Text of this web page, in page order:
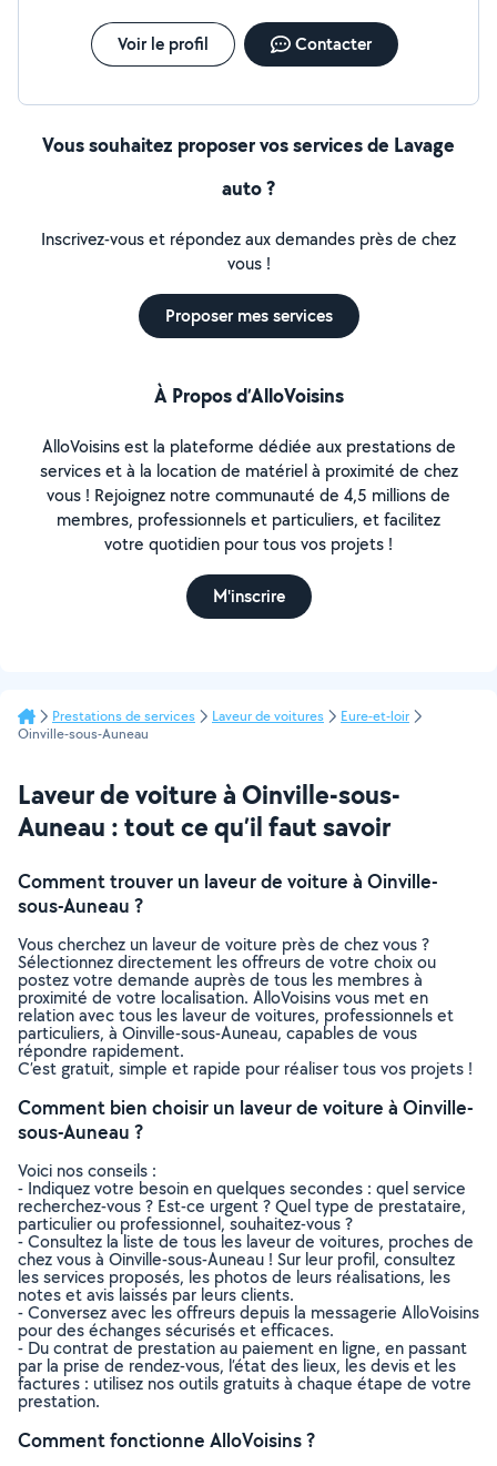
Voir le profil Contacter
Vous souhaitez proposer vos services de Lavage
auto ?
Inscrivez-vous et répondez aux demandes près de chez
vous !
Proposer mes services
À Propos d’AlloVoisins
AlloVoisins est la plateforme dédiée aux prestations de
services et à la location de matériel à proximité de chez
vous ! Rejoignez notre communauté de 4,5 millions de
membres, professionnels et particuliers, et facilitez
votre quotidien pour tous vos projets !
M'inscrire
Prestations de services Laveur de voitures
Eure-et-loir
Oinville-sous-Auneau
Laveur de voiture à Oinville-sous-
Auneau : tout ce qu’il faut savoir
Comment trouver un laveur de voiture à Oinville-
sous-Auneau ?
Vous cherchez un laveur de voiture près de chez vous ?
Sélectionnez directement les offreurs de votre choix ou
postez votre demande auprès de tous les membres à
proximité de votre localisation. AlloVoisins vous met en
relation avec tous les laveur de voitures, professionnels et
particuliers, à Oinville-sous-Auneau, capables de vous
répondre rapidement.
C’est gratuit, simple et rapide pour réaliser tous vos projets !
Comment bien choisir un laveur de voiture à Oinville-
sous-Auneau ?
Voici nos conseils :
- Indiquez votre besoin en quelques secondes : quel service
recherchez-vous ? Est-ce urgent ? Quel type de prestataire,
particulier ou professionnel, souhaitez-vous ?
- Consultez la liste de tous les laveur de voitures, proches de
chez vous à Oinville-sous-Auneau ! Sur leur profil, consultez
les services proposés, les photos de leurs réalisations, les
notes et avis laissés par leurs clients.
- Conversez avec les offreurs depuis la messagerie AlloVoisins
pour des échanges sécurisés et efficaces.
- Du contrat de prestation au paiement en ligne, en passant
par la prise de rendez-vous, l’état des lieux, les devis et les
factures : utilisez nos outils gratuits à chaque étape de votre
prestation.
Comment fonctionne AlloVoisins ?